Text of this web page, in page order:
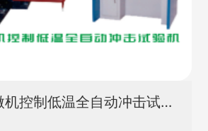
JBDW-300Y微机控制低温全自动冲击试验机